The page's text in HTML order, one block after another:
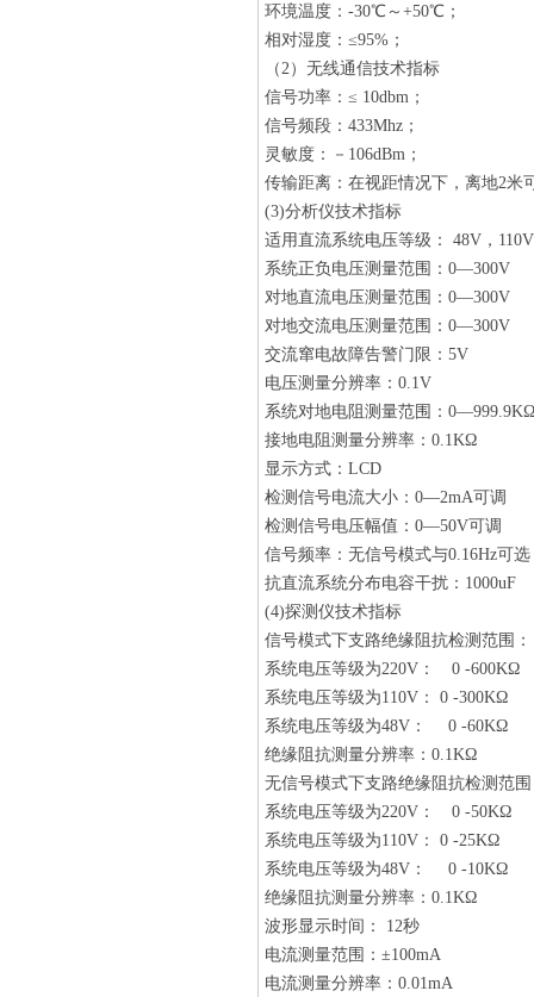
环境温度：-30℃～+50℃；
相对湿度：≤95%；
（2）无线通信技术指标
信号功率：≤ 10dbm；
信号频段：433Mhz；
灵敏度：－106dBm；
传输距离：在视距情况下，离地2米
(3)分析仪技术指标
适用直流系统电压等级： 48V，
系统正负电压测量范围：0—300V
对地直流电压测量范围：0—300V
对地交流电压测量范围：0—300V
交流窜电故障告警门限：5V
电压测量分辨率：0.1V
系统对地电阻测量范围：0—999.9KΩ
接地电阻测量分辨率：0.1KΩ
显示方式：LCD
检测信号电流大小：0—2mA可调
检测信号电压幅值：0—50V可调
信号频率：无信号模式与0.16Hz可选
抗直流系统分布电容干扰：1000uF
(4)探测仪技术指标
信号模式下支路绝缘阻抗检测范围：
系统电压等级为220V： 0 -600KΩ
系统电压等级为110V： 0 -300KΩ
系统电压等级为48V： 0 -60KΩ
绝缘阻抗测量分辨率：0.1KΩ
无信号模式下支路绝缘阻抗检测范
系统电压等级为220V： 0 -50KΩ
系统电压等级为110V： 0 -25KΩ
系统电压等级为48V： 0 -10KΩ
绝缘阻抗测量分辨率：0.1KΩ
波形显示时间： 12秒
电流测量范围：±100mA
电流测量分辨率：0.01mA